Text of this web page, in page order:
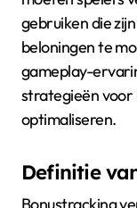
gebruiken die
beloningen te
gameplay-
strategieën voor
optimaliseren.
Definitie
Bonustracking